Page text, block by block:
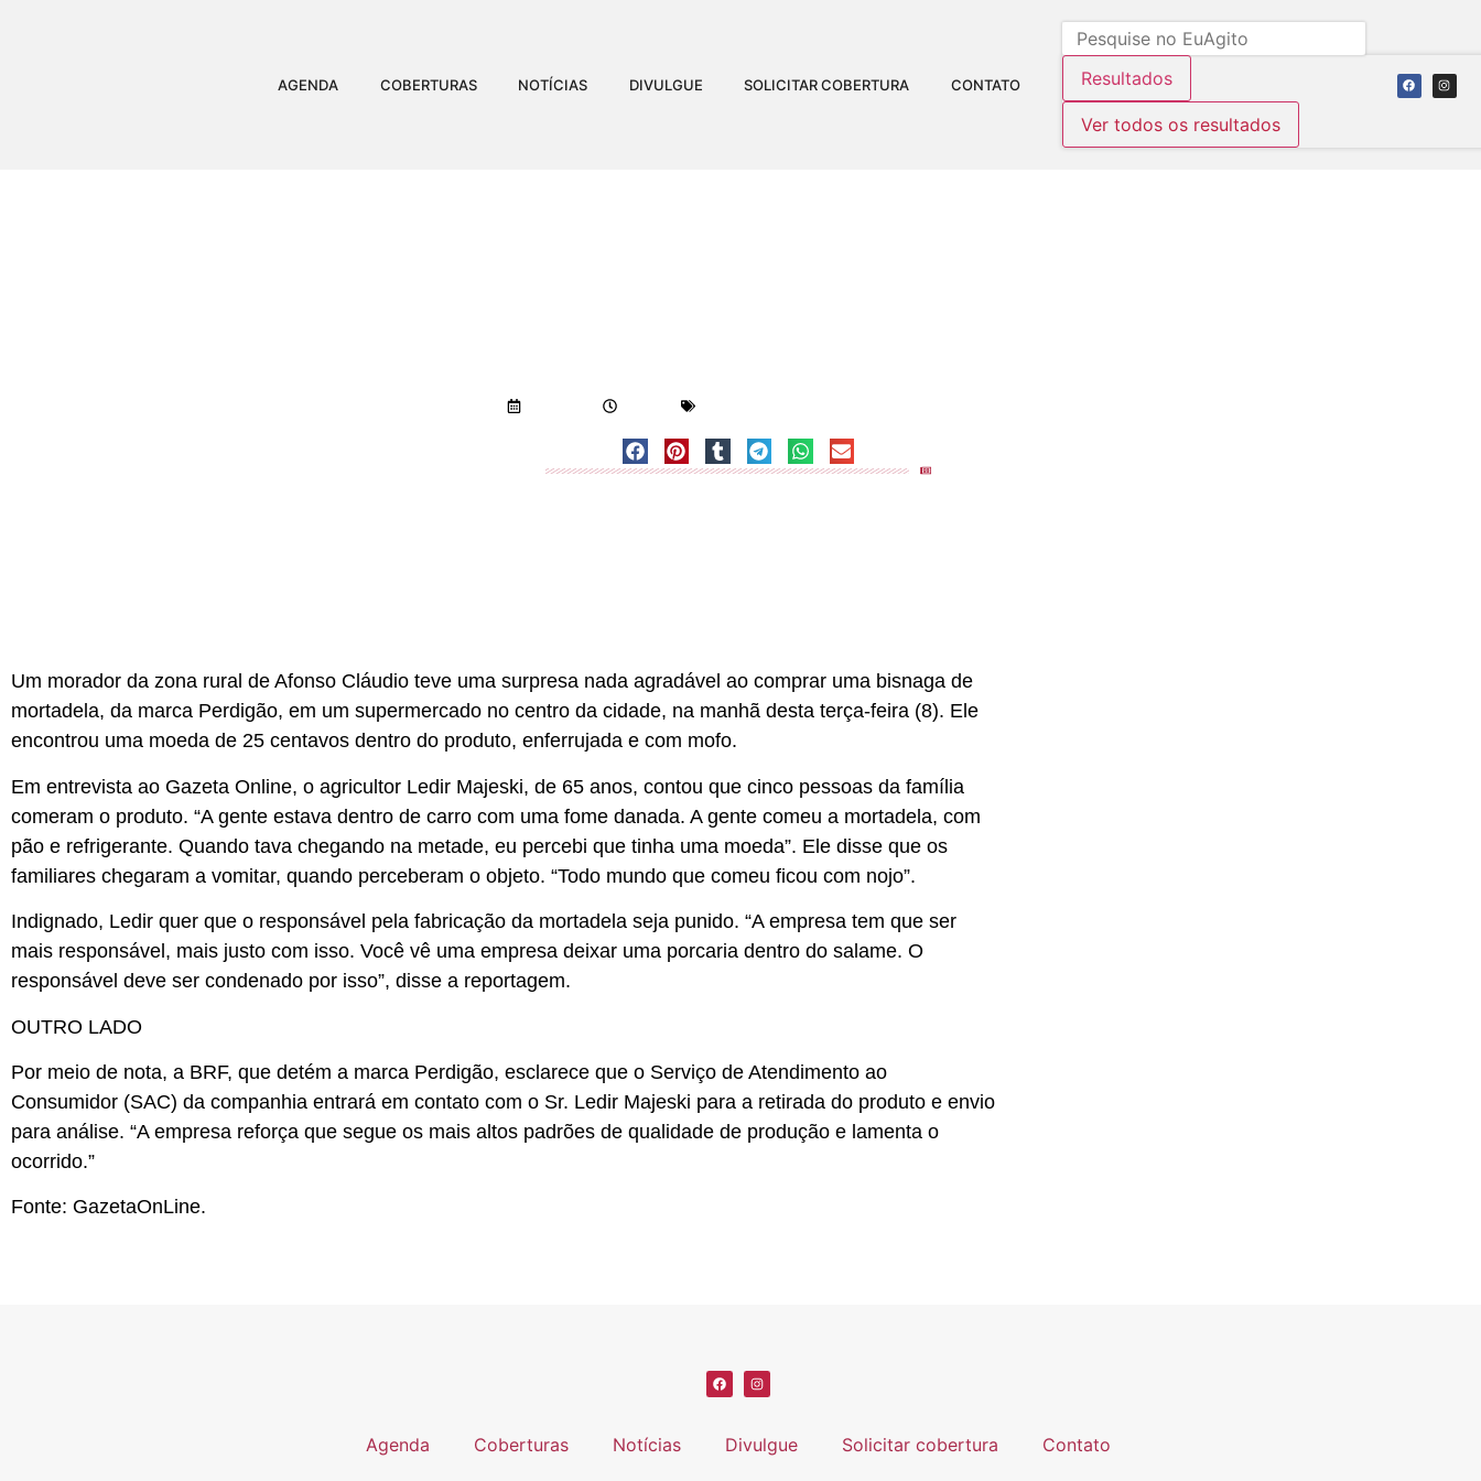
AGENDA COBERTURAS NOTÍCIAS DIVULGUE SOLICITAR COBERTURA CONTATO Resultados
Ver todos os resultados
10/01/2018
Um morador da zona rural de Afonso Cláudio teve uma surpresa nada agradável ao comprar uma bisnaga de
mortadela, da marca Perdigão, em um supermercado no centro da cidade, na manhã desta terça-feira (8). Ele
encontrou uma moeda de 25 centavos dentro do produto, enferrujada e com mofo.
Em entrevista ao Gazeta Online, o agricultor Ledir Majeski, de 65 anos, contou que cinco pessoas da família
comeram o produto. “A gente estava dentro de carro com uma fome danada. A gente comeu a mortadela, com
pão e refrigerante. Quando tava chegando na metade, eu percebi que tinha uma moeda”. Ele disse que os
familiares chegaram a vomitar, quando perceberam o objeto. “Todo mundo que comeu ficou com nojo”.
Indignado, Ledir quer que o responsável pela fabricação da mortadela seja punido. “A empresa tem que ser
mais responsável, mais justo com isso. Você vê uma empresa deixar uma porcaria dentro do salame. O
responsável deve ser condenado por isso”, disse a reportagem.
OUTRO LADO
Por meio de nota, a BRF, que detém a marca Perdigão, esclarece que o Serviço de Atendimento ao
Consumidor (SAC) da companhia entrará em contato com o Sr. Ledir Majeski para a retirada do produto e envio
para análise. “A empresa reforça que segue os mais altos padrões de qualidade de produção e lamenta o
ocorrido.”
Fonte: GazetaOnLine.
Agenda Coberturas Notícias Divulgue Solicitar cobertura Contato